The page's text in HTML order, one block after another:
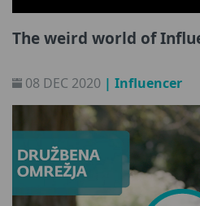
The weird world of
08 DEC 2020 | Influencer